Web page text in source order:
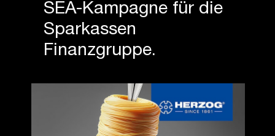
SEA-Kampagne für die
Sparkassen
Finanzgruppe.